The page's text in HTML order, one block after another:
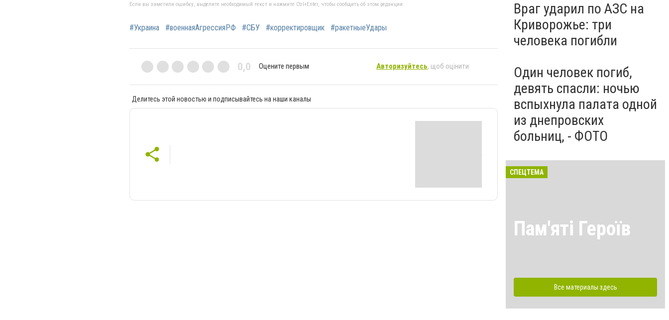
Если вы заметили ошибку, выделите необходимый текст и нажмите Ctrl+Enter, чтобы сообщить об этом редакции
#Украина #военнаяАгрессияРФ #СБУ #корректировщик #ракетныеУдары
0,0 Оцените первым Авторизуйтесь, щоб оцінити
Делитесь этой новостью и подписывайтесь на наши каналы
Враг ударил по АЗС на
Криворожье: три
человека погибли
Один человек погиб,
девять спасли: ночью
вспыхнула палата одной
из днепровских
больниц, - ФОТО
СПЕЦТЕМА
Пам'яті Героїв
Все материалы здесь